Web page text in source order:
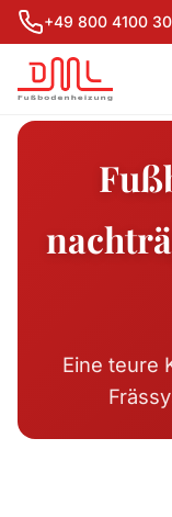
+49 800 4100
Eine teure